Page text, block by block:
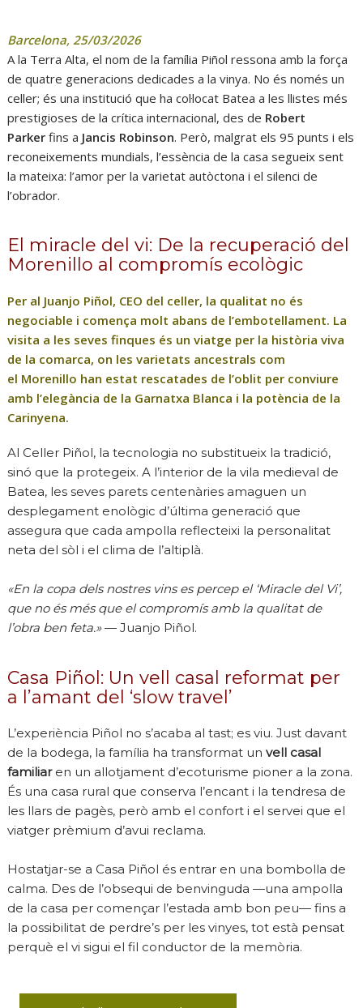
Barcelona, 25/03/2026
A la Terra Alta, el nom de la família Piñol ressona amb la força
de quatre generacions dedicades a la vinya. No és només un
celler; és una institució que ha col·locat Batea a les llistes més
prestigioses de la crítica internacional, des de Robert
Parker fins a Jancis Robinson. Però, malgrat els 95 punts i els
reconeixements mundials, l’essència de la casa segueix sent
la mateixa: l’amor per la varietat autòctona i el silenci de
l’obrador.
El miracle del vi: De la recuperació del
Morenillo al compromís ecològic
Per al Juanjo Piñol, CEO del celler, la qualitat no és
negociable i comença molt abans de l’embotellament. La
visita a les seves finques és un viatge per la història viva
de la comarca, on les varietats ancestrals com
el Morenillo han estat rescatades de l’oblit per conviure
amb l’elegància de la Garnatxa Blanca i la potència de la
Carinyena.
Al Celler Piñol, la tecnologia no substitueix la tradició,
sinó que la protegeix. A l’interior de la vila medieval de
Batea, les seves parets centenàries amaguen un
desplegament enològic d’última generació que
assegura que cada ampolla reflecteixi la personalitat
neta del sòl i el clima de l’altiplà.
«En la copa dels nostres vins es percep el ‘Miracle del Vi’,
que no és més que el compromís amb la qualitat de
l’obra ben feta.»— Juanjo Piñol.
Casa Piñol: Un vell casal reformat per
a l’amant del ‘slow travel’
L’experiència Piñol no s’acaba al tast; es viu. Just davant
de la bodega, la família ha transformat unvell casal
familiaren un allotjament d’ecoturisme pioner a la zona.
És una casa rural que conserva l’encant i la tendresa de
les llars de pagès, però amb el confort i el servei que el
viatger prèmium d’avui reclama.
Hostatjar-se a Casa Piñol és entrar en una bombolla de
calma. Des de l’obsequi de benvinguda —una ampolla
de la casa per començar l’estada amb bon peu— fins a
la possibilitat de perdre’s per les vinyes, tot està pensat
perquè el vi sigui el fil conductor de la memòria.